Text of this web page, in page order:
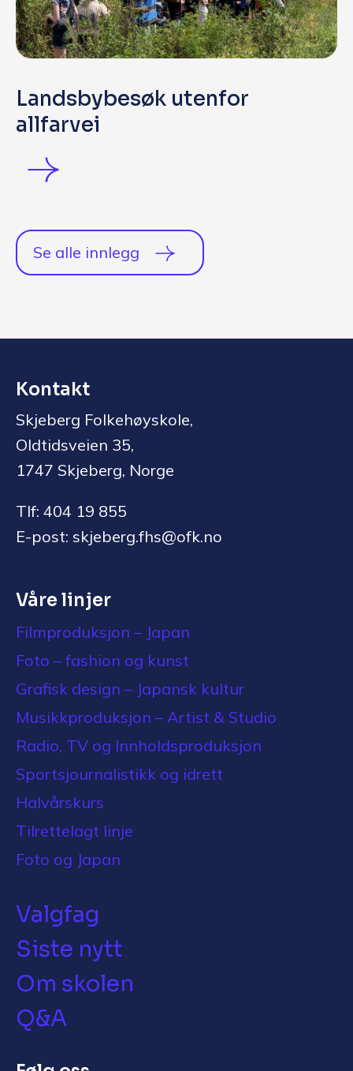
Landsbybesøk utenfor
allfarvei
Se alle innlegg
Kontakt
Skjeberg Folkehøyskole,
Oldtidsveien 35,
1747 Skjeberg, Norge
Tlf: 404 19 855
E-post: skjeberg.fhs@ofk.no
Våre linjer
Filmproduksjon – Japan
Foto – fashion og kunst
Grafisk design – Japansk kultur
Musikkproduksjon – Artist & Studio
Radio, TV og Innholdsproduksjon
Sportsjournalistikk og idrett
Halvårskurs
Tilrettelagt linje
Foto og Japan
Valgfag
Siste nytt
Om skolen
Q&A